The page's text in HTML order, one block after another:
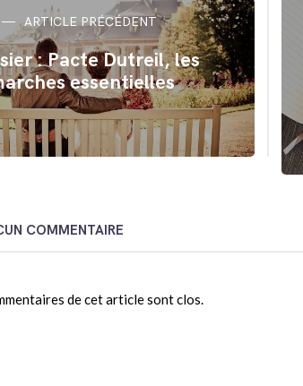
nouvelle
fenêtre)
ARTICLE PRÉCÉDENT
: Pacte Dutreil, les
essentielles
COMMENTAIRE
de cet article sont clos.